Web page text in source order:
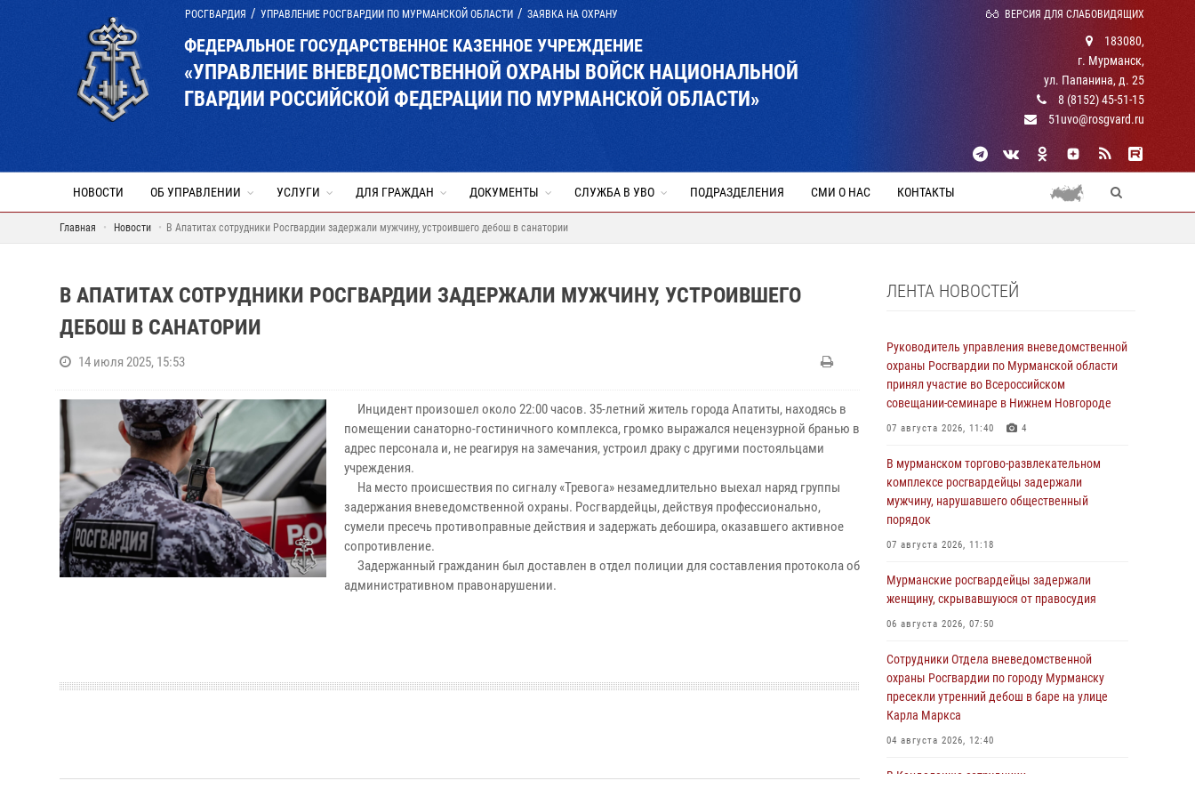
РОСГВАРДИЯ УПРАВЛЕНИЕ РОСГВАРДИИ ПО МУРМАНСКОЙ ОБЛАСТИ ЗАЯВКА НА ОХРАНУ ВЕРСИЯ ДЛЯ СЛАБОВИДЯЩИХ
ФЕДЕРАЛЬНОЕ ГОСУДАРСТВЕННОЕ КАЗЕННОЕ УЧРЕЖДЕНИЕ
«УПРАВЛЕНИЕ ВНЕВЕДОМСТВЕННОЙ ОХРАНЫ ВОЙСК НАЦИОНАЛЬНОЙ
ГВАРДИИ РОССИЙСКОЙ ФЕДЕРАЦИИ ПО МУРМАНСКОЙ ОБЛАСТИ»
183080,
г. Мурманск,
ул. Папанина, д. 25
8 (8152) 45-51-15
51uvo@rosgvard.ru
НОВОСТИ ОБ УПРАВЛЕНИИ УСЛУГИ ДЛЯ ГРАЖДАН ДОКУМЕНТЫ СЛУЖБА В УВО ПОДРАЗДЕЛЕНИЯ СМИ О НАС КОНТАКТЫ
Главная Новости В Апатитах сотрудники Росгвардии задержали мужчину, устроившего дебош в санатории
В АПАТИТАХ СОТРУДНИКИ РОСГВАРДИИ ЗАДЕРЖАЛИ МУЖЧИНУ, УСТРОИВШЕГО
ДЕБОШ В САНАТОРИИ
14 июля 2025, 15:53
Инцидент произошел около 22:00 часов. 35-летний житель города Апатиты, находясь в
помещении санаторно-гостиничного комплекса, громко выражался нецензурной бранью в
адрес персонала и, не реагируя на замечания, устроил драку с другими постояльцами
учреждения.
На место происшествия по сигналу «Тревога» незамедлительно выехал наряд группы
задержания вневедомственной охраны. Росгвардейцы, действуя профессионально,
сумели пресечь противоправные действия и задержать дебошира, оказавшего активное
сопротивление.
Задержанный гражданин был доставлен в отдел полиции для составления протокола об
административном правонарушении.
ЛЕНТА НОВОСТЕЙ
Руководитель управления вневедомственной
охраны Росгвардии по Мурманской области
принял участие во Всероссийском
совещании-семинаре в Нижнем Новгороде
07 августа 2026, 11:40 4
В мурманском торгово-развлекательном
комплексе росгвардейцы задержали
мужчину, нарушавшего общественный
порядок
07 августа 2026, 11:18
Мурманские росгвардейцы задержали
женщину, скрывавшуюся от правосудия
06 августа 2026, 07:50
Сотрудники Отдела вневедомственной
охраны Росгвардии по городу Мурманску
пресекли утренний дебош в баре на улице
Карла Маркса
04 августа 2026, 12:40
В Кандалакше сотрудники